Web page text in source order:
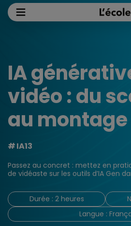
IA
vidéo : du
au montage
IA13
Passez au concret : mettez en
de vidéaste sur les outils d’IA Gen
Durée : 2 heures
Langue :